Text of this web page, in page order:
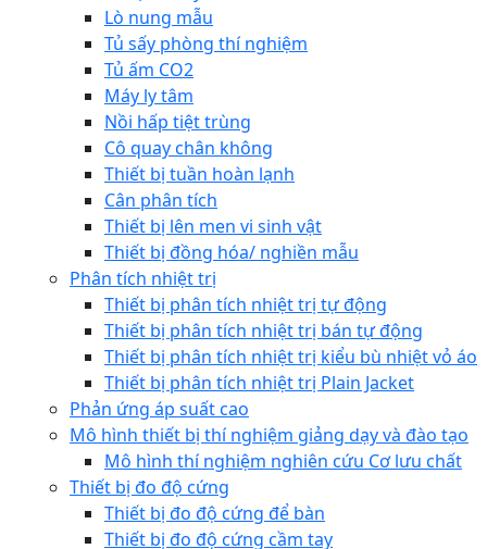
Lò nung mẫu
Tủ sấy phòng thí nghiệm
Tủ ấm CO2
Máy ly tâm
Nồi hấp tiệt trùng
Cô quay chân không
Thiết bị tuần hoàn lạnh
Cân phân tích
Thiết bị lên men vi sinh vật
Thiết bị đồng hóa/ nghiền mẫu
Phân tích nhiệt trị
Thiết bị phân tích nhiệt trị tự động
Thiết bị phân tích nhiệt trị bán tự động
Thiết bị phân tích nhiệt trị kiểu bù nhiệt vỏ áo
Thiết bị phân tích nhiệt trị Plain Jacket
Phản ứng áp suất cao
Mô hình thiết bị thí nghiệm giảng dạy và đào tạo
Mô hình thí nghiệm nghiên cứu Cơ lưu chất
Thiết bị đo độ cứng
Thiết bị đo độ cứng để bàn
Thiết bị đo độ cứng cầm tay